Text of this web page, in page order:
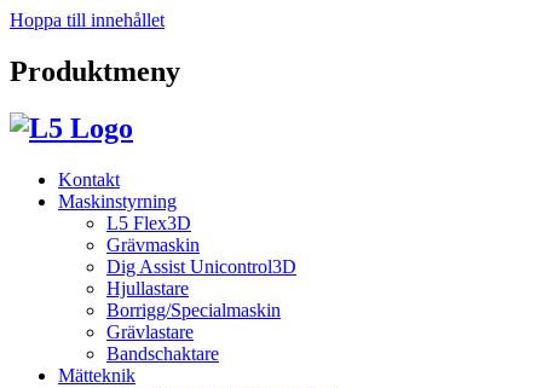
Hoppa till innehållet
Produktmeny
Kontakt
Maskinstyrning
L5 Flex3D
Grävmaskin
Dig Assist Unicontrol3D
Hjullastare
Borrigg/Specialmaskin
Grävlastare
Bandschaktare
Mätteknik